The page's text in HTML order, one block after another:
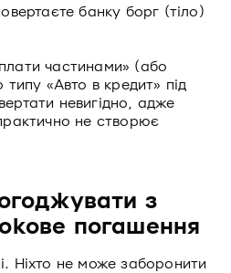
банку борг (тіло)
частинами» (або
типу «Авто в кредит» під
невигідно, адже
не створює
з
погашення
Ніхто не може заборонити